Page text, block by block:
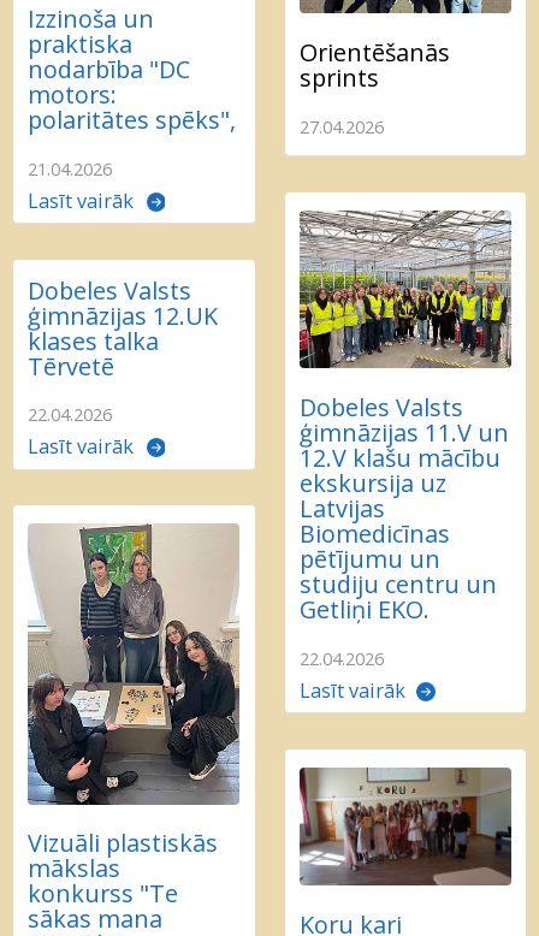
Izzinoša un
praktiska
nodarbība "DC
motors:
polaritātes spēks",
21.04.2026
Lasīt vairāk
Orientēšanās
sprints
27.04.2026
Dobeles Valsts
ģimnāzijas 11.V un
12.V klašu mācību
ekskursija uz
Latvijas
Biomedicīnas
pētījumu un
studiju centru un
Getliņi EKO.
22.04.2026
Lasīt vairāk
Dobeles Valsts
ģimnāzijas 12.UK
klases talka
Tērvetē
22.04.2026
Lasīt vairāk
Vizuāli plastiskās
mākslas
konkurss "Te
sākas mana Koru kari